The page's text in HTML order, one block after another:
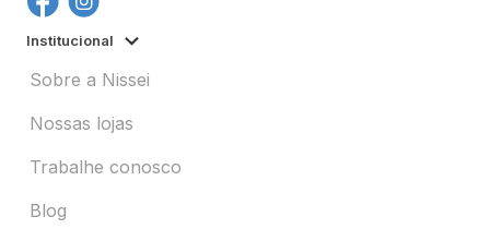
Institucional
Sobre a Nissei
Nossas lojas
Trabalhe conosco
Blog